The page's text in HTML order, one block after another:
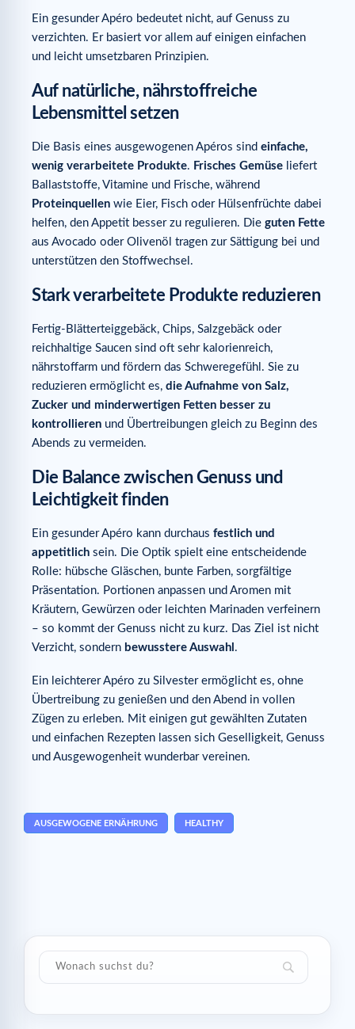
Ein gesunder Apéro bedeutet nicht, auf Genuss zu
verzichten. Er basiert vor allem auf einigen einfachen
und leicht umsetzbaren Prinzipien.
Auf natürliche, nährstoffreiche
Lebensmittel setzen
Die Basis eines ausgewogenen Apéros sind einfache,
wenig verarbeitete Produkte. Frisches Gemüse liefert
Ballaststoffe, Vitamine und Frische, während
Proteinquellen wie Eier, Fisch oder Hülsenfrüchte dabei
helfen, den Appetit besser zu regulieren. Die guten Fette
aus Avocado oder Olivenöl tragen zur Sättigung bei und
unterstützen den Stoffwechsel.
Stark verarbeitete Produkte reduzieren
Fertig-Blätterteiggebäck, Chips, Salzgebäck oder
reichhaltige Saucen sind oft sehr kalorienreich,
nährstoffarm und fördern das Schweregefühl. Sie zu
reduzieren ermöglicht es, die Aufnahme von Salz,
Zucker und minderwertigen Fetten besser zu
kontrollieren und Übertreibungen gleich zu Beginn des
Abends zu vermeiden.
Die Balance zwischen Genuss und
Leichtigkeit finden
Ein gesunder Apéro kann durchaus festlich und
appetitlich sein. Die Optik spielt eine entscheidende
Rolle: hübsche Gläschen, bunte Farben, sorgfältige
Präsentation. Portionen anpassen und Aromen mit
Kräutern, Gewürzen oder leichten Marinaden verfeinern
– so kommt der Genuss nicht zu kurz. Das Ziel ist nicht
Verzicht, sondern bewusstere Auswahl .
Ein leichterer Apéro zu Silvester ermöglicht es, ohne
Übertreibung zu genießen und den Abend in vollen
Zügen zu erleben. Mit einigen gut gewählten Zutaten
und einfachen Rezepten lassen sich Geselligkeit, Genuss
und Ausgewogenheit wunderbar vereinen.
AUSGEWOGENE ERNÄHRUNG HEALTHY